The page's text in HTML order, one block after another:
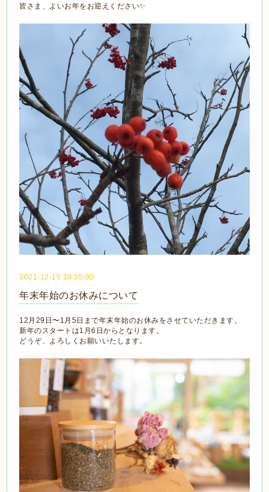
皆さま、よいお年をお迎えください✨
2021-12-15 19:35:00
年末年始のお休みについて
12月29日〜1月5日まで年末年始のお休みをさせていただきます。
新年のスタートは1月6日からとなります。
どうぞ、よろしくお願いいたします。